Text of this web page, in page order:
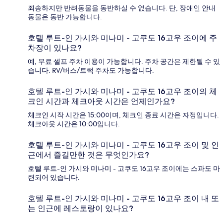
죄송하지만 반려동물을 동반하실 수 없습니다. 단, 장애인 안내
동물은 동반 가능합니다.
호텔 루트-인 가시와 미나미 - 고쿠도 16고우 조이에 주
차장이 있나요?
예, 무료 셀프 주차 이용이 가능합니다. 주차 공간은 제한될 수 있
습니다. RV/버스/트럭 주차도 가능합니다.
호텔 루트-인 가시와 미나미 - 고쿠도 16고우 조이의 체
크인 시간과 체크아웃 시간은 언제인가요?
체크인 시작 시간은 15:00이며, 체크인 종료 시간은 자정입니다.
체크아웃 시간은 10:00입니다.
호텔 루트-인 가시와 미나미 - 고쿠도 16고우 조이 및 인
근에서 즐길만한 것은 무엇인가요?
호텔 루트-인 가시와 미나미 - 고쿠도 16고우 조이에는 스파도 마
련되어 있습니다.
호텔 루트-인 가시와 미나미 - 고쿠도 16고우 조이 내 또
는 인근에 레스토랑이 있나요?